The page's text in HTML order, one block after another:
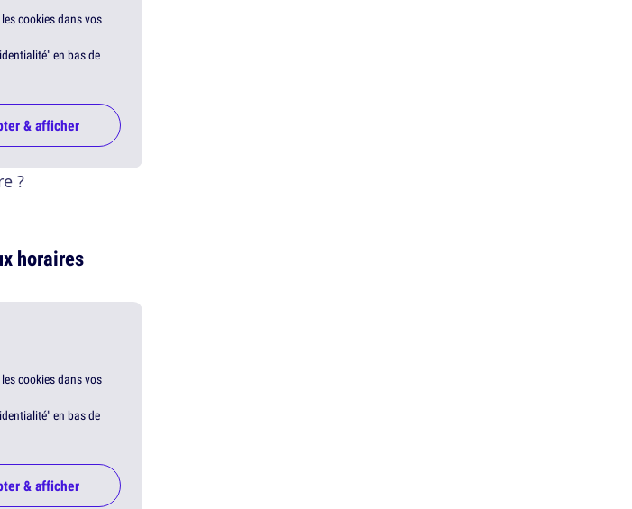
cookies dans vos
en bas de
& afficher
?
horaires
cookies dans vos
en bas de
& afficher